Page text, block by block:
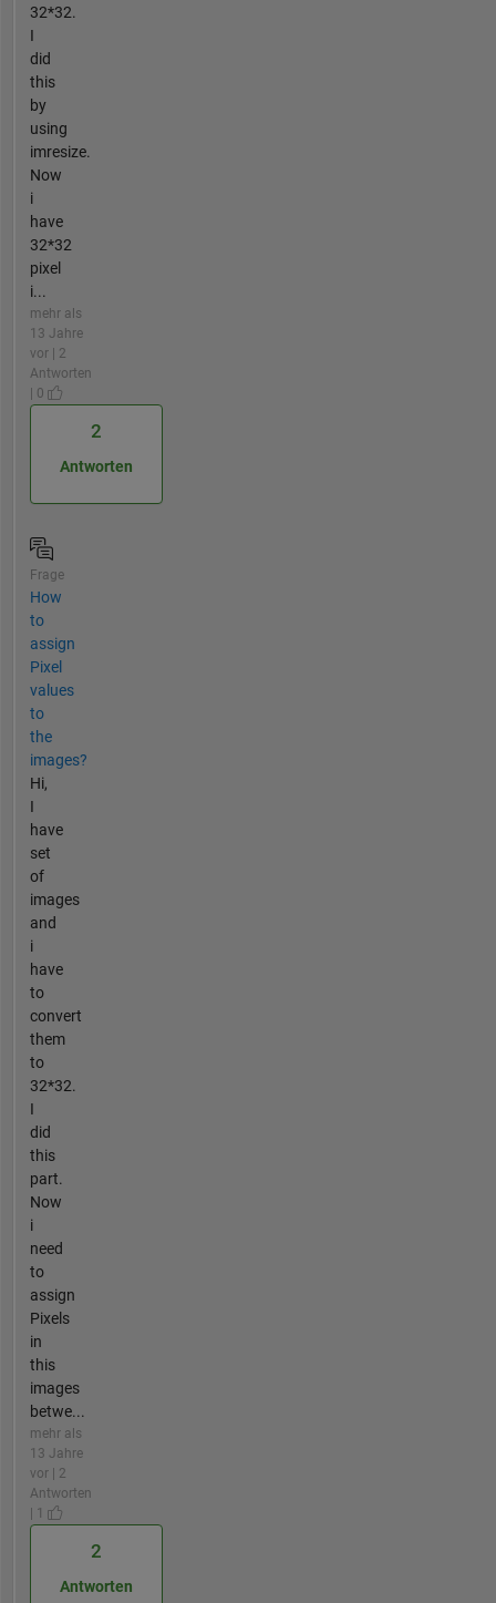
32*32.
I
did
this
by
using
imresize.
Now
i
have
32*32
pixel
i...
mehr als
13 Jahre
vor | 2
Antworten
| 0
2
Antworten
Frage
How
to
assign
Pixel
values
to
the
images?
Hi,
I
have
set
of
images
and
i
have
to
convert
them
to
32*32.
I
did
this
part.
Now
i
need
to
assign
Pixels
in
this
images
betwe...
mehr als
13 Jahre
vor | 2
Antworten
| 1
2
Antworten